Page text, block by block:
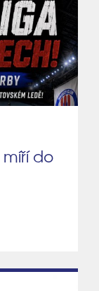
míří do